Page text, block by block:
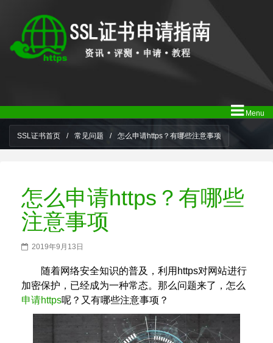
Menu
SSL证书首页 / 常见问题 / 怎么申请https？有哪些注意事项
怎么申请https？有哪些
注意事项
2019年9月13日
随着网络安全知识的普及，利用https对网站进行
加密保护，已经成为一种常态。那么问题来了，怎么
申请https呢？又有哪些注意事项？